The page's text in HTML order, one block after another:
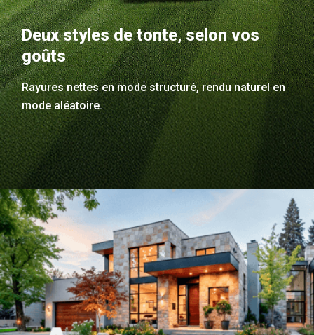
Deux styles de tonte, selon vos
goûts
Rayures nettes en mode structuré, rendu naturel en
mode aléatoire.